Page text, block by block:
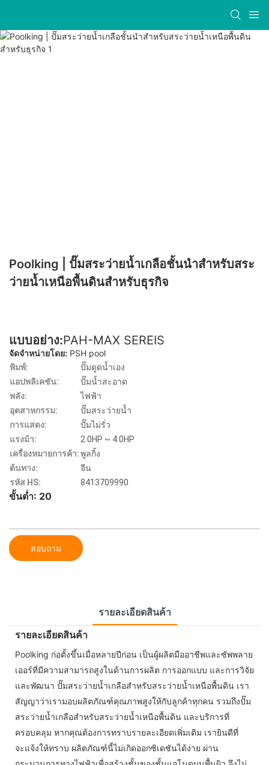
Poolking | ปั๊มสระว่ายน้ำเกลือชั้นนำสำหรับสระ
ว่ายน้ำเหนือพื้นดินสำหรับธุรกิจ
แบบอย่าง:PAH-MAX SEREIS
จัดจำหน่ายโดย: PSH pool
พิมพ์:
ปั๊มดูดน้ำเอง
แอปพลิเคชัน:
ปั๊มน้ำสะอาด
พลัง:
ไฟฟ้า
อุตสาหกรรม:
ปั๊มสระว่ายน้ำ
การแสดง:
ปั๊มไม่รั่ว
แรงม้า:
2.0HP ~ 4.0HP
เครื่องหมายการค้า:พูลกิ้ง
ต้นทาง:
จีน
รหัส HS:
8413709990
ขั้นต่ำ: 20
สอบถาม
รายละเอียดสินค้า
รายละเอียดสินค้า
Poolking ก่อตั้งขึ้นเมื่อหลายปีก่อน เป็นผู้ผลิตมืออาชีพและซัพพลาย
เออร์ที่มีความสามารถสูงในด้านการผลิต การออกแบบ และการวิจัย
และพัฒนา ปั๊มสระว่ายน้ำเกลือสำหรับสระว่ายน้ำเหนือพื้นดิน เรา
สัญญาว่าเรามอบผลิตภัณฑ์คุณภาพสูงให้กับลูกค้าทุกคน รวมถึงปั๊ม
สระว่ายน้ำเกลือสำหรับสระว่ายน้ำเหนือพื้นดิน และบริการที่
ครอบคลุม หากคุณต้องการทราบรายละเอียดเพิ่มเติม เรายินดีที่
จะแจ้งให้ทราบ ผลิตภัณฑ์นี้ไม่เกิดออกซิเดชันได้ง่าย ผ่าน